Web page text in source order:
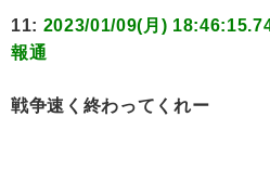
11: 2023/01/09(月)
報通
戦争速く終わってくれー